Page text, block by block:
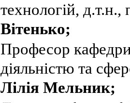
технологій,
Вітенько;
Професор
діяльністю та
Лілія Мельник;